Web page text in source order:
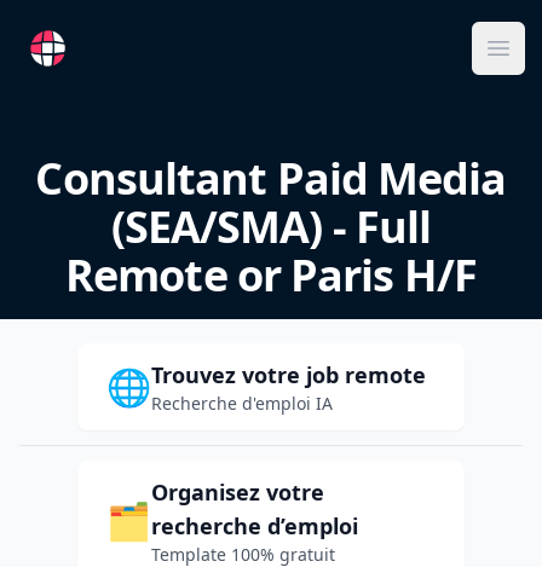
RemoteFR
Consultant Paid Media
(SEA/SMA) - Full
Remote or Paris H/F
🌐Trouvez votre job remote
Recherche d'emploi IA
🗂️
Organisez votre
recherche d’emploi
Template 100% gratuit